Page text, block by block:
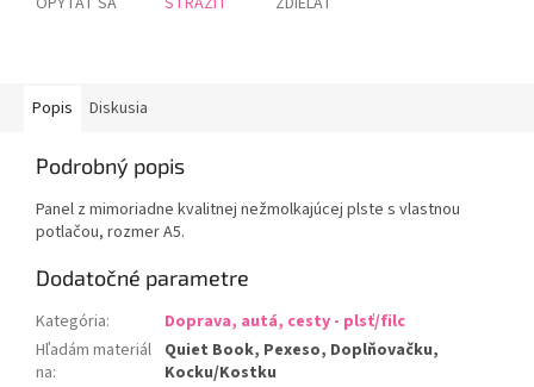
Popis Diskusia
Podrobný popis
Panel z mimoriadne kvalitnej nežmolkajúcej plste s vlastnou
potlačou, rozmer A5.
Dodatočné parametre
Kategória:
Doprava, autá, cesty - plsť/filc
Hľadám materiál
na:
Quiet Book, Pexeso, Doplňovačku,
Kocku/Kostku